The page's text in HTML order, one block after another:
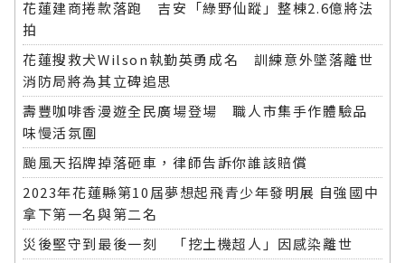
花蓮建商捲款落跑 吉安「綠野仙蹤」整棟2.6億將法
拍
花蓮搜救犬Wilson執勤英勇成名 訓練意外墜落離世
消防局將為其立碑追思
壽豐咖啡香漫遊全民廣場登場 職人市集手作體驗品
味慢活氛圍
颱風天招牌掉落砸車，律師告訴你誰該賠償
2023年花蓮縣第10屆夢想起飛青少年發明展 自強國中
拿下第一名與第二名
災後堅守到最後一刻 「挖土機超人」因感染離世